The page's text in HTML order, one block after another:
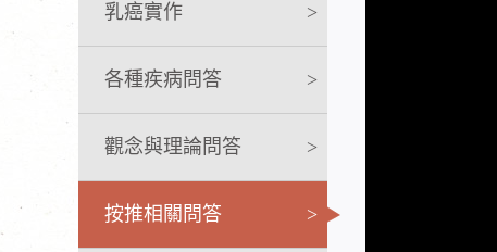
乳癌實作 >
各種疾病問答 >
觀念與理論問答 >
按推相關問答 >